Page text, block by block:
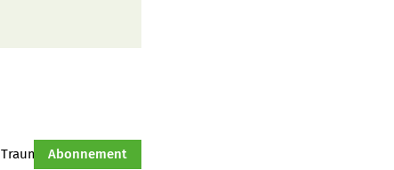
Traumtraktor Hof-Management
Abonnement